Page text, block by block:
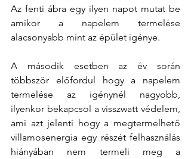
Az fenti ábra egy ilyen napot mutat be
amikor a napelem termelése
alacsonyabb mint az épület igénye.
A második esetben az év során
többször előfordul hogy a napelem
termelése az igénynél nagyobb,
ilyenkor bekapcsol a visszwatt védelem,
ami azt jelenti hogy a megtermelhető
villamosenergia egy részét felhasználás
hiányában nem termeli meg a